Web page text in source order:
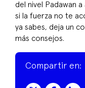
del nivel Padawan a
si la fuerza no te
ya sabes, deja un
más consejos.
Compartir en: